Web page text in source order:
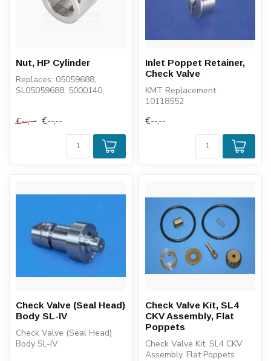
Nut, HP Cylinder
Replaces: 05059688,
SL05059688, 5000140,
€--,-- €--,--
Inlet Poppet Retainer,
Check Valve
KMT Replacement
10118552
€--,--
Check Valve (Seal Head)
Body SL-IV
Check Valve (Seal Head)
Body SL-IV
Check Valve Kit, SL4
CKV Assembly, Flat
Poppets
Check Valve Kit, SL4 CKV
Assembly, Flat Poppets